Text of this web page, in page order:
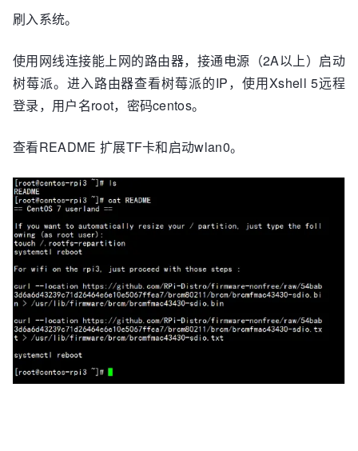
刷入系统。
使用网线连接能上网的路由器，接通电源（2A以上）启动
树莓派。进入路由器查看树莓派的IP，使用Xshell 5远程
登录，用户名root，密码centos。
查看README 扩展TF卡和启动wlan0。